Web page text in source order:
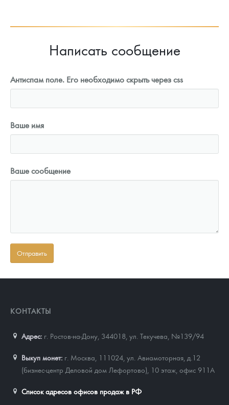
Написать сообщение
Антиспам поле. Его необходимо скрыть через css
Ваше имя
Ваше сообщение
КОНТАКТЫ
Адрес: г. Ростов-на-Дону, 344018 ул. Текучева, №139/94
Выкуп монет: г. Москва, 111024, ул. Авиамоторная, д.12
(бизнес-центр Деловой дом Лефортово), 10 этаж, офис 911А
Список адресов офисов продаж в РФ